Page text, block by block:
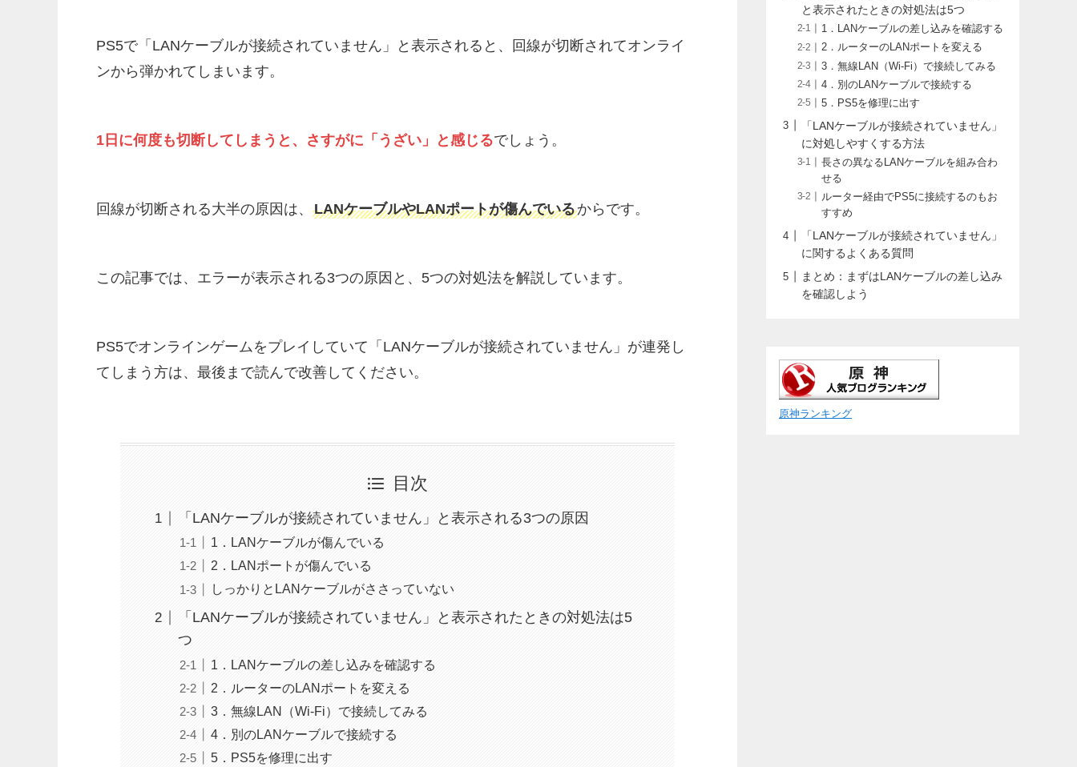
PS5で「LANケーブルが接続されていません」と表示されると、回線が切断されてオンライ
ンから弾かれてしまいます。
1日に何度も切断してしまうと、さすがに「うざい」と感じるでしょう。
回線が切断される大半の原因は、 LANケーブルやLANポートが傷んでいるからです。
この記事では、エラーが表示される3つの原因と、5つの対処法を解説しています。
PS5でオンラインゲームをプレイしていて「LANケーブルが接続されていません」が連発し
てしまう方は、最後まで読んで改善してください。
目次
「LANケーブルが接続されていません」と表示される3つの原因
1．LANケーブルが傷んでいる
2．LANポートが傷んでいる
しっかりとLANケーブルがささっていない
「LANケーブルが接続されていません」と表示されたときの対処法は5
つ
1．LANケーブルの差し込みを確認する
2．ルーターのLANポートを変える
3．無線LAN（Wi-Fi）で接続してみる
4．別のLANケーブルで接続する
5．PS5を修理に出す
と表示されたときの対処法は5つ
1．LANケーブルの差し込みを確認する
2．ルーターのLANポートを変える
3．無線LAN（Wi-Fi）で接続してみる
4．別のLANケーブルで接続する
5．PS5を修理に出す
「LANケーブルが接続されていません」
に対処しやすくする方法
長さの異なるLANケーブルを組み合わ
せる
ルーター経由でPS5に接続するのもお
すすめ
「LANケーブルが接続されていません」
に関するよくある質問
まとめ：まずはLANケーブルの差し込み
を確認しよう
原神ランキング